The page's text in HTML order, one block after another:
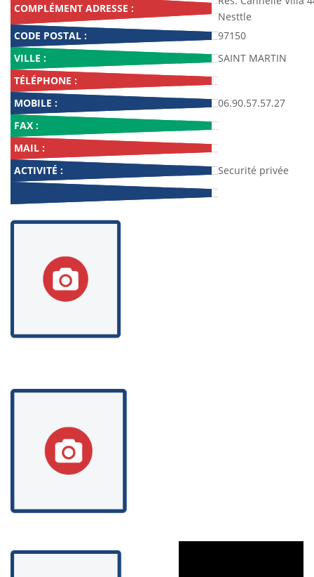
COMPLÉMENT ADRESSE :
Nesttle
CODE POSTAL :
97150
VILLE :
SAINT MARTIN
TÉLÉPHONE :
MOBILE :
06.90.57.57.27
FAX :
MAIL :
ACTIVITÉ :
Securité privée